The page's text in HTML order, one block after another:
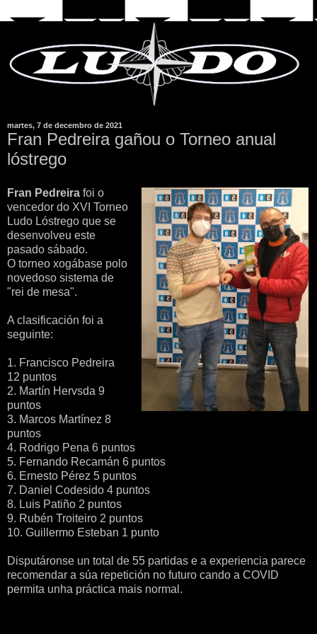
martes, 7 de decembro de 2021
Fran Pedreira gañou o Torneo anual
lóstrego
Fran Pedreira foi o
vencedor do XVI Torneo
Ludo Lóstrego que se
desenvolveu este
pasado sábado.
O torneo xogábase polo
novedoso sistema de
"rei de mesa".
A clasificación foi a
seguinte:
1. Francisco Pedreira
12 puntos
2. Martín Hervsda 9
puntos
3. Marcos Martínez 8
puntos
4. Rodrigo Pena 6 puntos
5. Fernando Recamán 6 puntos
6. Ernesto Pérez 5 puntos
7. Daniel Codesido 4 puntos
8. Luis Patiño 2 puntos
9. Rubén Troiteiro 2 puntos
10. Guillermo Esteban 1 punto
Disputáronse un total de 55 partidas e a experiencia parece
recomendar a súa repetición no futuro cando a COVID
permita unha práctica mais normal.